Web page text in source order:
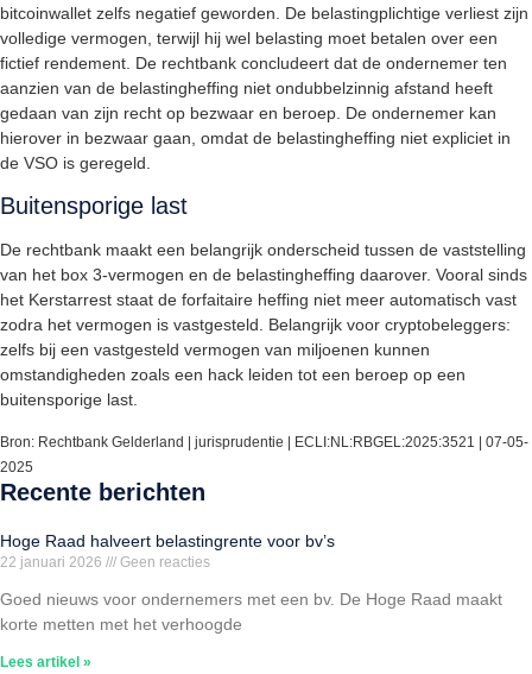
bitcoinwallet zelfs negatief geworden. De belastingplichtige verliest zijn
volledige vermogen, terwijl hij wel belasting moet betalen over een
fictief rendement. De rechtbank concludeert dat de ondernemer ten
aanzien van de belastingheffing niet ondubbelzinnig afstand heeft
gedaan van zijn recht op bezwaar en beroep. De ondernemer kan
hierover in bezwaar gaan, omdat de belastingheffing niet expliciet in
de VSO is geregeld.
Buitensporige last
De rechtbank maakt een belangrijk onderscheid tussen de vaststelling
van het box 3-vermogen en de belastingheffing daarover. Vooral sinds
het Kerstarrest staat de forfaitaire heffing niet meer automatisch vast
zodra het vermogen is vastgesteld. Belangrijk voor cryptobeleggers:
zelfs bij een vastgesteld vermogen van miljoenen kunnen
omstandigheden zoals een hack leiden tot een beroep op een
buitensporige last.
Bron: Rechtbank Gelderland | jurisprudentie | ECLI:NL:RBGEL:2025:3521 | 07-05-
2025
Recente berichten
Hoge Raad halveert belastingrente voor bv’s
22 januari 2026 Geen reacties
Goed nieuws voor ondernemers met een bv. De Hoge Raad maakt
korte metten met het verhoogde
Lees artikel »